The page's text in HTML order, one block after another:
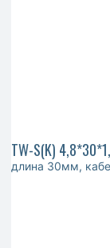
TW-S(K)
длина 30мм,